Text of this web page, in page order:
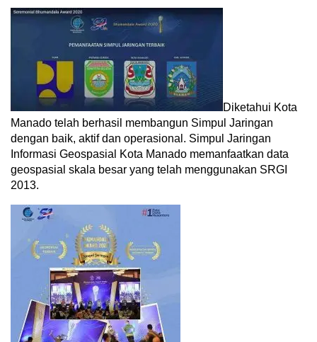
Diketahui Kota
Manado telah berhasil membangun Simpul Jaringan
dengan baik, aktif dan operasional. Simpul Jaringan
Informasi Geospasial Kota Manado memanfaatkan data
geospasial skala besar yang telah menggunakan SRGI
2013.